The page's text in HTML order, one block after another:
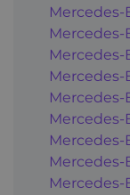
Mercedes-
Mercedes-
Mercedes-
Mercedes-
Mercedes-
Mercedes-
Mercedes-
Mercedes-
Mercedes-